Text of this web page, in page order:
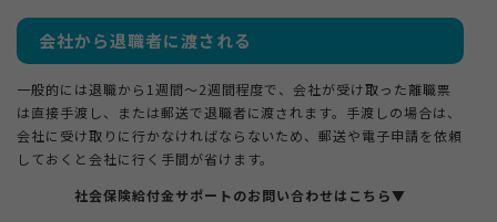
会社から退職者に渡される
一般的には退職から1週間〜2週間程度で、会社が受け取った離職票
は直接手渡し、または郵送で退職者に渡されます。手渡しの場合は、
会社に受け取りに行かなければならないため、郵送や電子申請を依頼
しておくと会社に行く手間が省けます。
社会保険給付金サポートのお問い合わせはこちら▼